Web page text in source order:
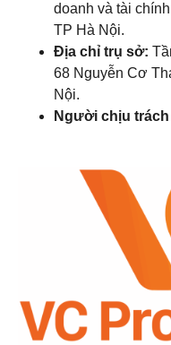
doanh và tài
TP Hà Nội.
Địa chỉ trụ sở:
68 Nguyễn Cơ
Nội.
Người chịu